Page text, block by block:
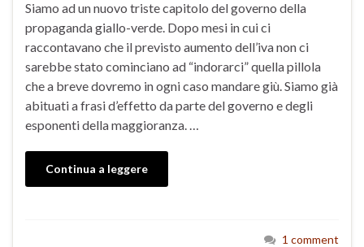
Siamo ad un nuovo triste capitolo del governo della
propaganda giallo-verde. Dopo mesi in cui ci
raccontavano che il previsto aumento dell’iva non ci
sarebbe stato cominciano ad “indorarci” quella pillola
che a breve dovremo in ogni caso mandare giù. Siamo già
abituati a frasi d’effetto da parte del governo e degli
esponenti della maggioranza. …
Continua a leggere
1 comment